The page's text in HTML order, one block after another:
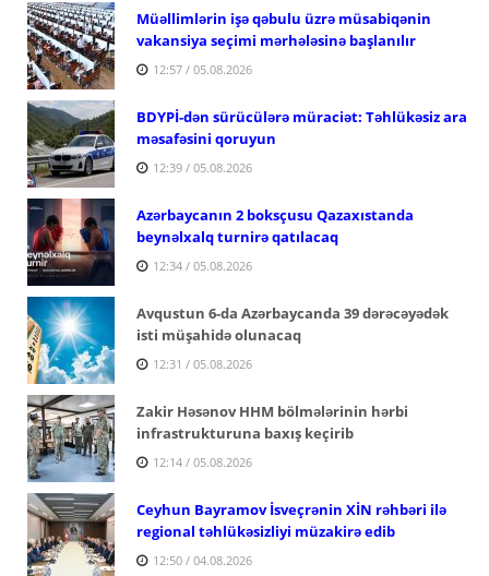
Müəllimlərin işə qəbulu üzrə müsabiqənin
vakansiya seçimi mərhələsinə başlanılır
12:57 / 05.08.2026
BDYPİ-dən sürücülərə müraciət: Təhlükəsiz ara
məsafəsini qoruyun
12:39 / 05.08.2026
Azərbaycanın 2 boksçusu Qazaxıstanda
beynəlxalq turnirə qatılacaq
12:34 / 05.08.2026
Avqustun 6-da Azərbaycanda 39 dərəcəyədək
isti müşahidə olunacaq
12:31 / 05.08.2026
Zakir Həsənov HHM bölmələrinin hərbi
infrastrukturuna baxış keçirib
12:14 / 05.08.2026
Ceyhun Bayramov İsveçrənin XİN rəhbəri ilə
regional təhlükəsizliyi müzakirə edib
12:50 / 04.08.2026